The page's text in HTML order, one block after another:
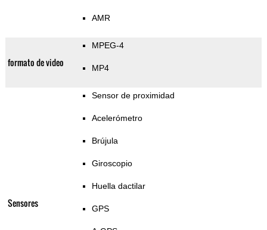
AMR
formato de video
MPEG-4
MP4
Sensores
Sensor de proximidad
Acelerómetro
Brújula
Giroscopio
Huella dactilar
GPS